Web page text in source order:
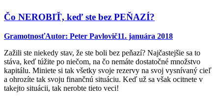
Čo NEROBIŤ, keď ste bez PEŇAZÍ?
GramotnosťAutor: Peter Pavlovič11. januára 2018
Zažili ste niekedy stav, že ste boli bez peňazí? Najčastejšie sa to
stáva, keď túžite po niečom, na čo nemáte dostatočné množstvo
kapitálu. Miniete si tak všetky svoje rezervy na svoj vysnívaný cieľ
a ohrozíte tak svoju finančnú situáciu. Keď už sa však ocitnete v
takejto situácii, tak nerobte tieto veci!